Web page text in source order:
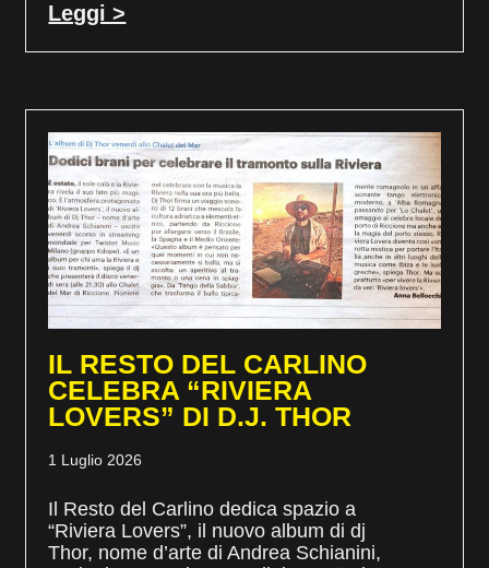
Leggi >
IL RESTO DEL CARLINO
CELEBRA “RIVIERA
LOVERS” DI D.J. THOR
1 Luglio 2026
Il Resto del Carlino dedica spazio a
“Riviera Lovers”, il nuovo album di dj
Thor, nome d’arte di Andrea Schianini,